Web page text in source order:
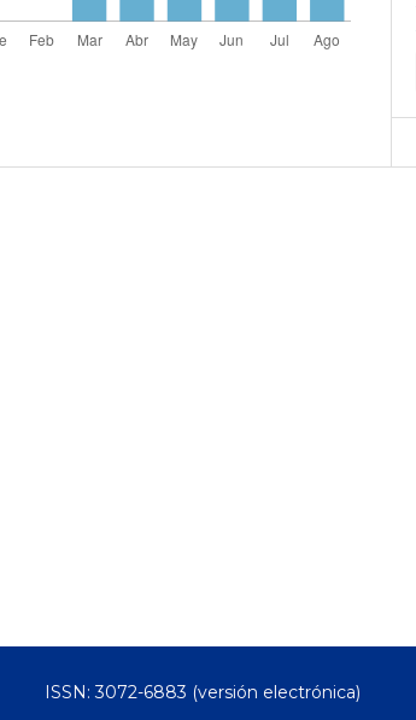
ISSN: 3072-6883 (versión electrónica)